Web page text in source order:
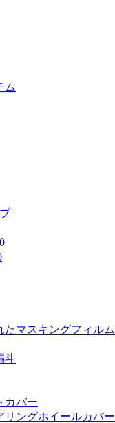
ム
マスキングフィルム
斗
カバー
リングホイールカバー